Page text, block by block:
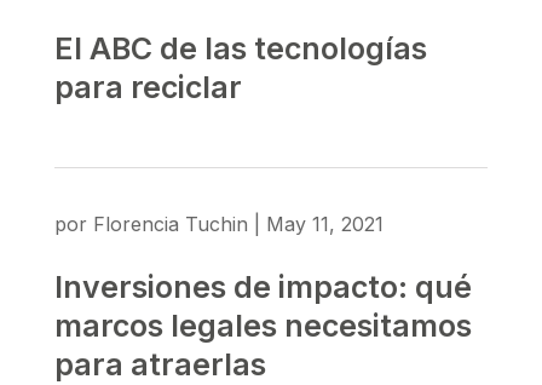
El ABC de las tecnologías
para reciclar
por Florencia Tuchin May 11, 2021
Inversiones de impacto: qué
marcos legales necesitamos
para atraerlas